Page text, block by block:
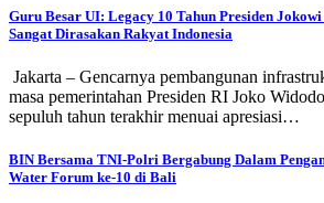
Guru Besar UI: Legacy 10 Tahun Presiden
Sangat Dirasakan Rakyat Indonesia
Jakarta – Gencarnya pembangunan
masa pemerintahan Presiden RI Joko
sepuluh tahun terakhir menuai apresiasi…
BIN Bersama TNI-Polri Bergabung Dalam
Water Forum ke-10 di Bali